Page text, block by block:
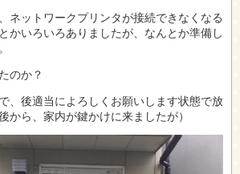
ネットワークプリンタが接続できなくなる
かいろいろありましたが、なんとか準備し
のか？
、後適当によろしくお願いします状態で放
から、家内が鍵かけに来ましたが）